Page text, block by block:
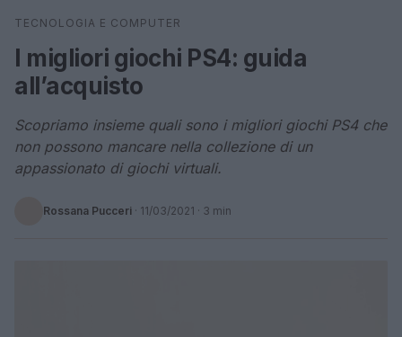
Cerca
TECNOLOGIA E COMPUTER
I migliori giochi PS4: guida
all’acquisto
Scopriamo insieme quali sono i migliori giochi PS4 che
non possono mancare nella collezione di un
appassionato di giochi virtuali.
Rossana Pucceri · 11/03/2021 · 3 min